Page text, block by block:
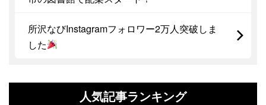
所沢なびInstagramフォロワー2万人突破しま
した
人気記事ランキング